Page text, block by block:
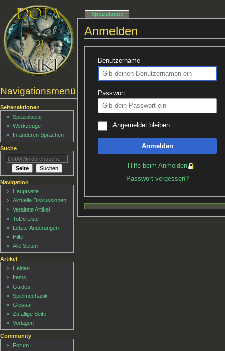
Anmelden
Benutzername
Passwort
Angemeldet bleiben
Anmelden
Hilfe beim Anmelden
Passwort vergessen?
Navigationsmenü
Spezialseite
Seitenaktionen
Spezialseite
Werkzeuge
In anderen Sprachen
Suche
Navigation
Hauptseite
Aktuelle Diskussionen
Veraltete Artikel
ToDo Liste
Letzte Änderungen
Hilfe
Alle Seiten
Artikel
Helden
Items
Guides
Spielmechanik
Glossar
Zufällige Seite
Vorlagen
Community
Forum